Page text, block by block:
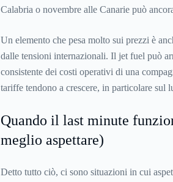
Calabria o novembre alle Canarie può
Un elemento che pesa molto sui prezzi è
dalle tensioni internazionali. Il jet fuel può
consistente dei costi operativi di una
tariffe tendono a crescere, in particolare sul
Quando il last minute
meglio aspettare)
Detto tutto ciò, ci sono situazioni in cui